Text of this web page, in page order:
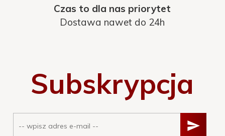
Czas to dla nas priorytet
Dostawa nawet do 24h
Subskrypcja